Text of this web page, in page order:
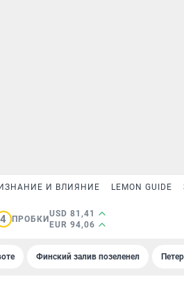
И ВЛИЯНИЕ LEMON GUIDE
4 ПРОБКИ
USD 81,41
EUR 94,06
Финский залив позеленел